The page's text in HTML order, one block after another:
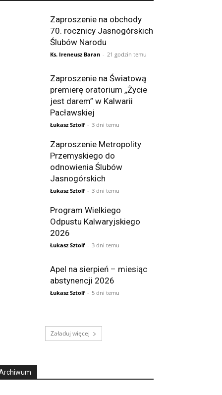
Zaproszenie na obchody
70. rocznicy Jasnogórskich
Ślubów Narodu
Ks. Ireneusz Baran - 21 godzin temu
Zaproszenie na Światową
premierę oratorium „Życie
jest darem” w Kalwarii
Pacławskiej
Łukasz Sztolf - 3 dni temu
Zaproszenie Metropolity
Przemyskiego do
odnowienia Ślubów
Jasnogórskich
Łukasz Sztolf - 3 dni temu
Program Wielkiego
Odpustu Kalwaryjskiego
2026
Łukasz Sztolf - 3 dni temu
Apel na sierpień – miesiąc
abstynencji 2026
Łukasz Sztolf - 5 dni temu
Załaduj więcej